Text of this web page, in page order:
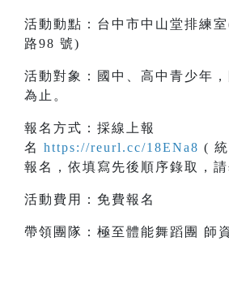
活動動點：台中市中山堂排練
路98 號)
活動對象：國中、高中青少年
為止。
報名方式：採線上報
名 https://reurl.cc/18ENa8 (
報名，依填寫先後順序錄取，
活動費用：免費報名
帶領團隊：極至體能舞蹈團 師